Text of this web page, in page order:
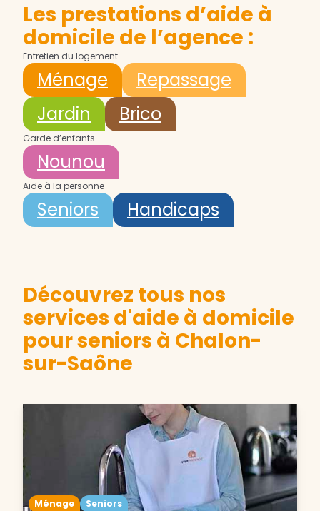
Les prestations d’aide à
domicile de l’agence :
Entretien du logement
Ménage
Repassage
Jardin
Brico
Garde d’enfants
Nounou
Aide à la personne
Seniors Handicaps
Découvrez tous nos
services d'aide à domicile
pour seniors à Chalon-
sur-Saône
Ménage Seniors